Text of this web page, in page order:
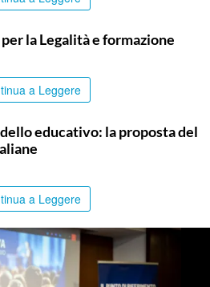
la Legalità e formazione
a Leggere
educativo: la proposta del
a Leggere